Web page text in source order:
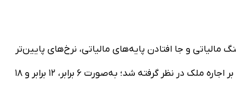
مالیاتی و جا افتادن پایه‌های مالیاتی، نرخ‌های پایین‌تر
مناسب‌تر است. بر همین اساس، مالیات بر خانه‌های خالی درصدی از مالیات بر اجاره ملک در نظر گرفته شد؛ به‌صورت ۶ برابر، ۱۲ برابر و ۱۸